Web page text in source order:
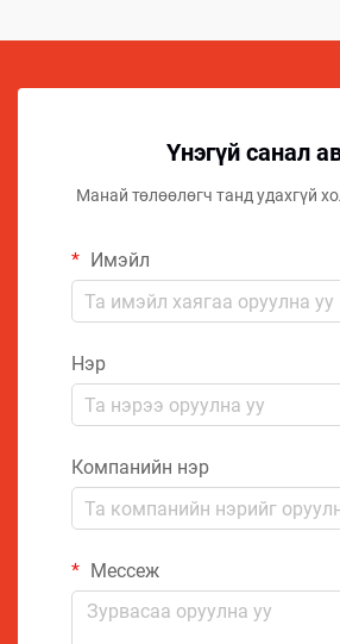
Үнэгүй санал
Манай төлөөлөгч танд удахгүй
Имэйл
Нэр
Компанийн нэр
Мессеж